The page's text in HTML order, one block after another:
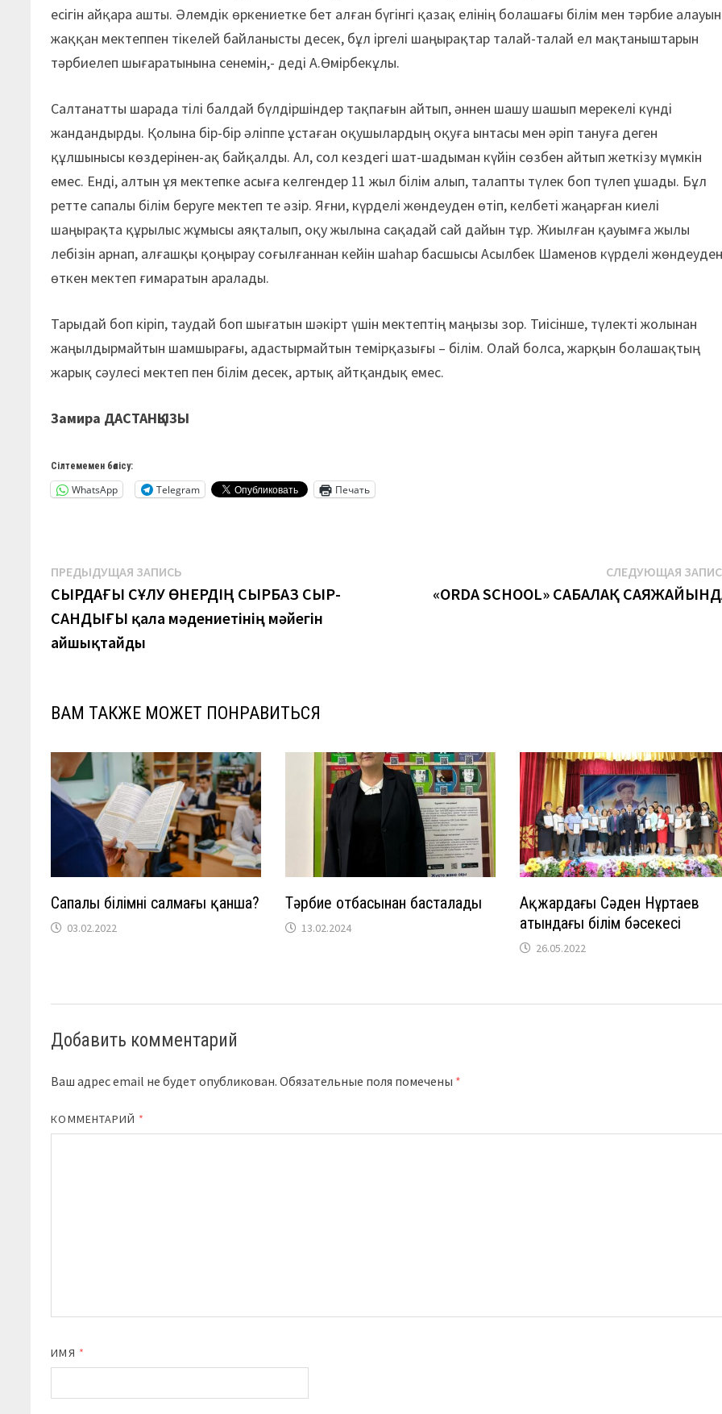
есігін айқара ашты. Әлемдік өркениетке бет алған бүгінгі қазақ елінің болашағы білім мен тәрбие алауын
жаққан мектеппен тікелей байланысты десек, бұл іргелі шаңырақтар талай-талай ел мақтаныштарын
тәрбиелеп шығаратынына сенемін,- деді А.Өмірбекұлы.
Салтанатты шарада тілі балдай бүлдіршіндер тақпағын айтып, әннен шашу шашып мерекелі күнді
жандандырды. Қолына бір-бір әліппе ұстаған оқушылардың оқуға ынтасы мен әріп тануға деген
құлшынысы көздерінен-ақ байқалды. Ал, сол кездегі шат-шадыман күйін сөзбен айтып жеткізу мүмкін
емес. Енді, алтын ұя мектепке асыға келгендер 11 жыл білім алып, талапты түлек боп түлеп ұшады. Бұл
ретте сапалы білім беруге мектеп те әзір. Яғни, күрделі жөндеуден өтіп, келбеті жаңарған киелі
шаңырақта құрылыс жұмысы аяқталып, оқу жылына сақадай сай дайын тұр. Жиылған қауымға жылы
лебізін арнап, алғашқы қоңырау соғылғаннан кейін шаһар басшысы Асылбек Шаменов күрделі
өткен мектеп ғимаратын аралады.
Тарыдай боп кіріп, таудай боп шығатын шәкірт үшін мектептің маңызы зор. Тиісінше, түлекті жолынан
жаңылдырмайтын шамшырағы, адастырмайтын темірқазығы – білім. Олай болса, жарқын болашақтың
жарық сәулесі мектеп пен білім десек, артық айтқандық емес.
Замира ДАСТАНҚЫЗЫ
Сілтемемен бөлісу:
WhatsApp Telegram Печать
Навигация
по
записям
ПРЕДЫДУЩАЯ ЗАПИСЬ
запись:
СЫРДАҒЫ СҰЛУ ӨНЕРДІҢ СЫРБАЗ СЫР-
САНДЫҒЫ қала мәдениетінің мәйегін
айшықтайды
СЛЕДУЮЩАЯ
«ORDA SCHOOL» САБАЛАҚ
ВАМ ТАКЖЕ МОЖЕТ ПОНРАВИТЬСЯ
Сапалы білімнің салмағы қанша?
03.02.2022
Тәрбие отбасынан басталады
13.02.2024
Ақжардағы Сәден Нұртаев
атындағы білім бәсекесі
26.05.2022
Добавить комментарий
Ваш адрес email не будет опубликован. Обязательные поля помечены *
КОММЕНТАРИЙ *
ИМЯ *